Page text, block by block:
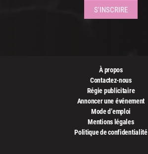
À propos
Contactez-nous
Régie publicitaire
Annoncer une événement
Mode d’emploi
Mentions légales
Politique de confidentialité